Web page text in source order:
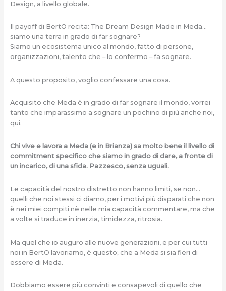
Design, a livello globale.
Il payoff di BertO recita: The Dream Design Made in Meda…
siamo una terra in grado di far sognare?
Siamo un ecosistema unico al mondo, fatto di persone,
organizzazioni, talento che – lo confermo – fa sognare.
A questo proposito, voglio confessare una cosa.
Acquisito che Meda è in grado di far sognare il mondo, vorrei
tanto che imparassimo a sognare un pochino di più anche noi,
qui.
Chi vive e lavora a Meda (e in Brianza) sa molto bene il livello di
commitment specifico che siamo in grado di dare, a fronte di
un incarico, di una sfida. Pazzesco, senza uguali.
Le capacità del nostro distretto non hanno limiti, se non…
quelli che noi stessi ci diamo, per i motivi più disparati che non
è nei miei compiti nè nelle mia capacità commentare, ma che
a volte si traduce in inerzia, timidezza, ritrosia.
Ma quel che io auguro alle nuove generazioni, e per cui tutti
noi in BertO lavoriamo, è questo; che a Meda si sia fieri di
essere di Meda.
Dobbiamo essere più convinti e consapevoli di quello che